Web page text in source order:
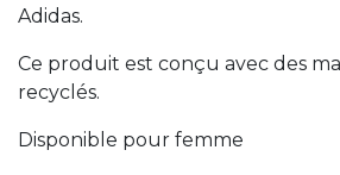
Adidas.
Ce produit est conçu avec des
recyclés.
Disponible pour femme